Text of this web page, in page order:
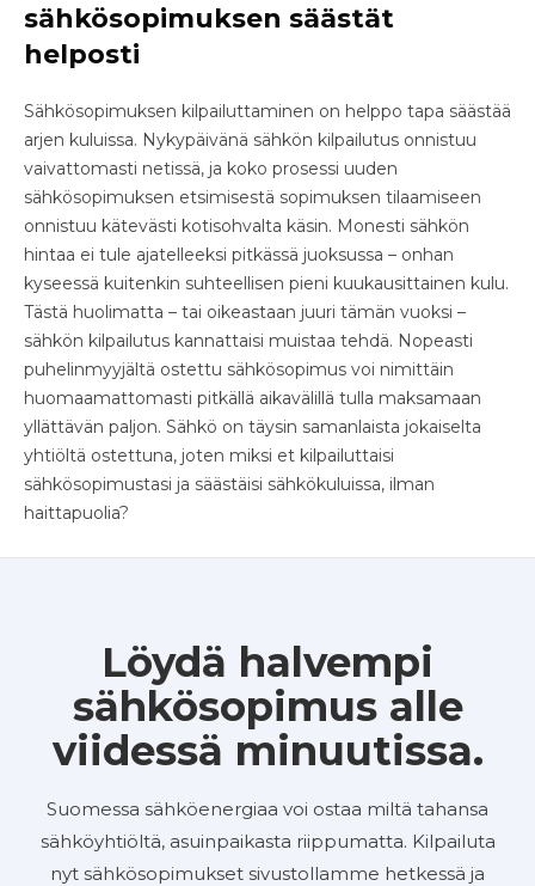
sähkösopimuksen säästät
helposti
Sähkösopimuksen kilpailuttaminen on helppo tapa säästää
arjen kuluissa. Nykypäivänä sähkön kilpailutus onnistuu
vaivattomasti netissä, ja koko prosessi uuden
sähkösopimuksen etsimisestä sopimuksen tilaamiseen
onnistuu kätevästi kotisohvalta käsin. Monesti sähkön
hintaa ei tule ajatelleeksi pitkässä juoksussa – onhan
kyseessä kuitenkin suhteellisen pieni kuukausittainen kulu.
Tästä huolimatta – tai oikeastaan juuri tämän vuoksi –
sähkön kilpailutus kannattaisi muistaa tehdä. Nopeasti
puhelinmyyjältä ostettu sähkösopimus voi nimittäin
huomaamattomasti pitkällä aikavälillä tulla maksamaan
yllättävän paljon. Sähkö on täysin samanlaista jokaiselta
yhtiöltä ostettuna, joten miksi et kilpailuttaisi
sähkösopimustasi ja säästäisi sähkökuluissa, ilman
haittapuolia?
Löydä halvempi
sähkösopimus alle
viidessä minuutissa.
Suomessa sähköenergiaa voi ostaa miltä tahansa
sähköyhtiöltä, asuinpaikasta riippumatta. Kilpailuta
nyt sähkösopimukset sivustollamme hetkessä ja